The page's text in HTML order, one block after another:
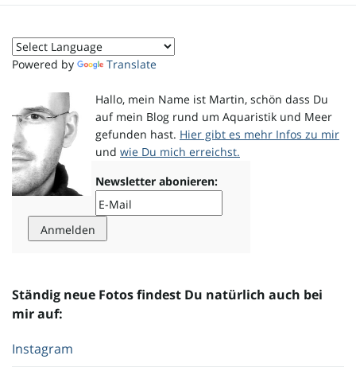
Powered by Translate
Hallo, mein Name ist Martin, schön dass Du
auf mein Blog rund um Aquaristik und Meer
gefunden hast. Hier gibt es mehr Infos zu mir
und wie Du mich erreichst.
Newsletter abonieren:
Ständig neue Fotos findest Du natürlich auch bei
mir auf:
Instagram